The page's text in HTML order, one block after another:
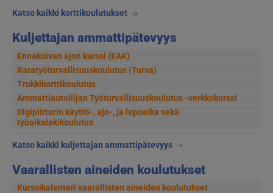
Katso kaikki korttikoulutukset
Kuljettajan ammattipätevyys
Ennakoivan ajon kurssi (EAK)
Ratatyöturvallisuuskoulutus (Turva)
Trukkikorttikoulutus
Ammattiautoilijan Työturvallisuuskoulutus -verkkokurssi
Digipiirturin käyttö-, ajo-, ja lepoaika sekä
työaikalakikoulutus
Katso kaikki kuljettajan ammattipätevyys
Vaarallisten aineiden koulutukset
Kurssikalenteri vaarallisten aineiden koulutukset